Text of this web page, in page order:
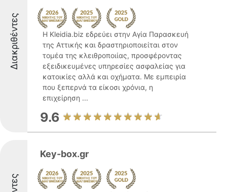
Διακριθέντες
Η Kleidia.biz εδρεύει στην Αγία Παρασκευή
της Αττικής και δραστηριοποιείται στον
τομέα της κλειθροποιίας, προσφέροντας
εξειδικευμένες υπηρεσίες ασφαλείας για
κατοικίες αλλά και οχήματα. Με εμπειρία
που ξεπερνά τα είκοσι χρόνια, η
επιχείρηση ...
9.6
Key-box.gr